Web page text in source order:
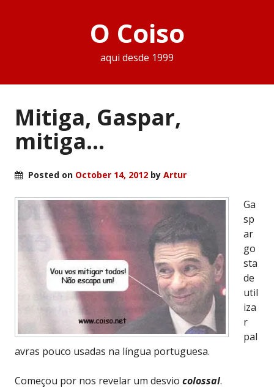
O Coiso
aqui desde 1999
Mitiga, Gaspar,
mitiga…
Posted on October 14, 2012 by Artur
Ga
sp
ar
go
sta
de
util
iza
r
pal
avras pouco usadas na língua portuguesa.
Começou por nos revelar um desvio colossal.